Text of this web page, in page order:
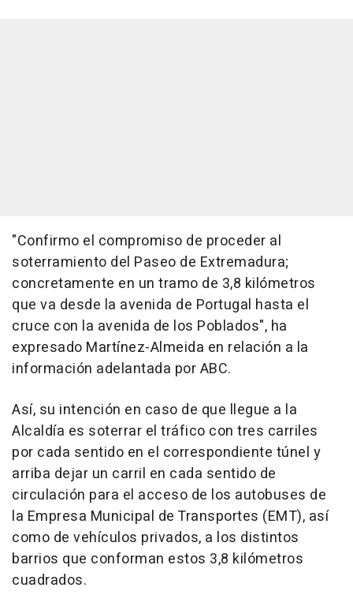
"Confirmo el compromiso de proceder al
soterramiento del Paseo de Extremadura;
concretamente en un tramo de 3,8 kilómetros
que va desde la avenida de Portugal hasta el
cruce con la avenida de los Poblados", ha
expresado Martínez-Almeida en relación a la
información adelantada por ABC.
Así, su intención en caso de que llegue a la
Alcaldía es soterrar el tráfico con tres carriles
por cada sentido en el correspondiente túnel y
arriba dejar un carril en cada sentido de
circulación para el acceso de los autobuses de
la Empresa Municipal de Transportes (EMT), así
como de vehículos privados, a los distintos
barrios que conforman estos 3,8 kilómetros
cuadrados.